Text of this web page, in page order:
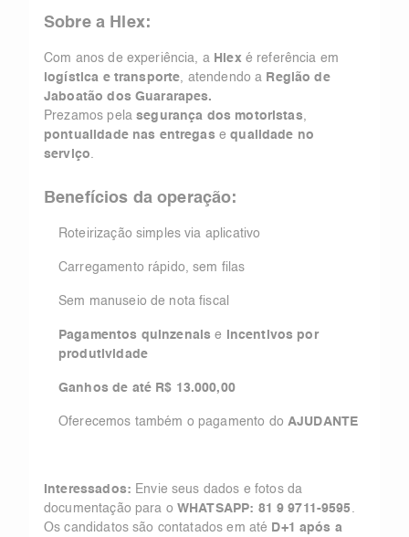
Sobre a Hlex:
Com anos de experiência, a Hlexé referência em
logística e transporte, atendendo a Região de
Jaboatão dos Guararapes.
Prezamos pelasegurança dos motoristas,
pontualidade nas entregas equalidade no
serviço.
Benefícios da operação:
Roteirização simples via aplicativo
Carregamento rápido, sem filas
Sem manuseio de nota fiscal
Pagamentos quinzenais e
incentivos por
produtividade
Ganhos de até R$ 13.000,00
Oferecemos também o pagamento do AJUDANTE
Interessados: Envie seus dados e fotos da
documentação para oWHATSAPP: 81 9 9711-9595 .
Os candidatos são contatados em até D+1 após a